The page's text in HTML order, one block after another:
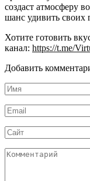
создаст атмосферу
шанс удивить своих
Хотите готовить
канал: https://t.me/
Добавить
Имя
*
Email
*
Сайт
Комментарий